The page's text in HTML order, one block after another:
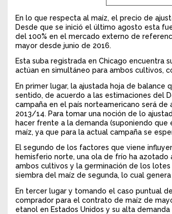
En lo que respecta al maíz, el precio de
Desde que se inició el último agosto esta
del 100% en el mercado externo de
mayor desde junio de 2016.
Esta suba registrada en Chicago encuentra
actúan en simultáneo para ambos cultivos,
En primer lugar, la ajustada hoja de
sentido, de acuerdo a las estimaciones del
campaña en el país norteamericano será de
2013/14. Para tomar una noción de lo
hacer frente a la demanda (suponiendo que
maíz, ya que para la actual campaña se
El segundo de los factores que viene
hemisferio norte, una ola de frío ha
ambos cultivos y la germinación de los
siembra del maíz de segunda, lo cual
En tercer lugar y tomando el caso puntual
comprador para el contrato de maíz de
etanol en Estados Unidos y su alta